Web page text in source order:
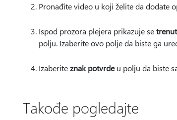
Pronađite video u koji želite da dodate
Ispod prozora plejera prikazuje se
polju. Izaberite ovo polje da biste ga
Izaberiteznak potvrdeu polju da biste
Takođe pogledajte